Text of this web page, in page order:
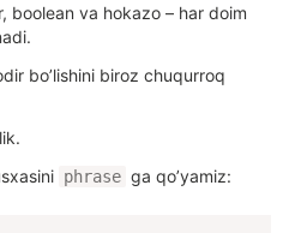
boolean va hokazo – har doim
bo’lishini biroz chuqurroq
phrase ga qo’yamiz: